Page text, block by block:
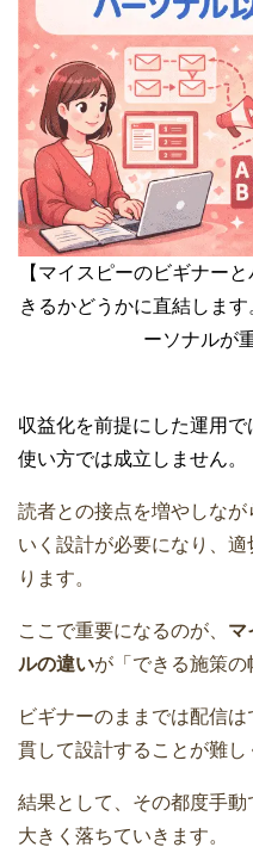
【マイスピーのビギナー
きるかどうかに直結しま
ーソナルが
収益化を前提にした運用
使い方では成立しません。
読者との接点を増やしな
いく設計が必要になり、
ります。
ここで重要になるのが、 マ
ルの違いが「できる施策の
ビギナーのままでは配信
貫して設計することが難し
結果として、その都度手
大きく落ちていきます。